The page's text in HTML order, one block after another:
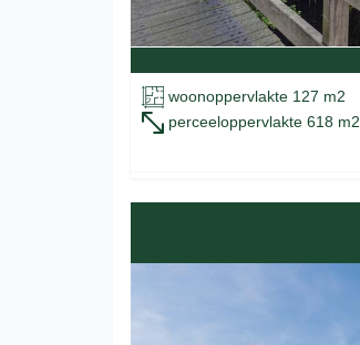
woonoppervlakte 127 m2
perceeloppervlakte 618 m2